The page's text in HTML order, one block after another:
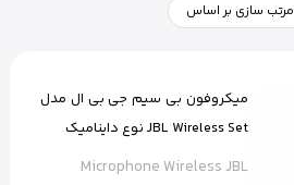
مرتب سازی بر اساس
میکروفون بی سیم جی بی ال مدل
JBL Wireless Set نوع داینامیک
Microphone Wireless JBL